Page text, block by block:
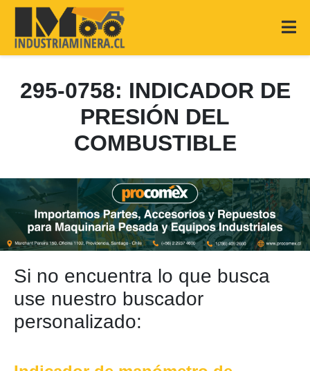
295-0758: INDICADOR DE
PRESIÓN DEL
COMBUSTIBLE
Si no encuentra lo que busca
use nuestro buscador
personalizado: